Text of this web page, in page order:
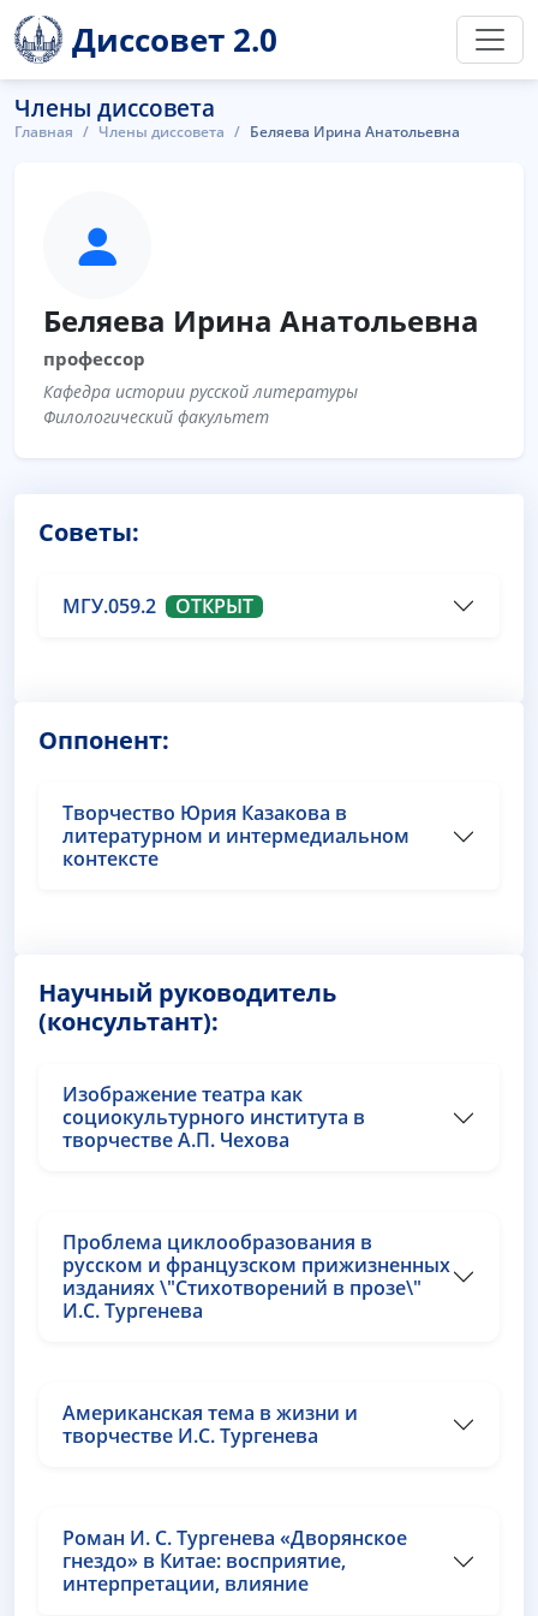
Диссовет 2.0
Члены диссовета
Главная Члены диссовета Беляева Ирина Анатольевна
Беляева Ирина Анатольевна
профессор
Кафедра истории русской литературы
Филологический факультет
Советы:
МГУ.059.2 ОТКРЫТ
Оппонент:
Творчество Юрия Казакова в
литературном и интермедиальном
контексте
Научный руководитель
(консультант):
Изображение театра как
социокультурного института в
творчестве А.П. Чехова
Проблема циклообразования в
русском и французском прижизненных
изданиях \"Стихотворений в прозе\"
И.С. Тургенева
Американская тема в жизни и
творчестве И.С. Тургенева
Роман И. С. Тургенева «Дворянское
гнездо» в Китае: восприятие,
интерпретации, влияние